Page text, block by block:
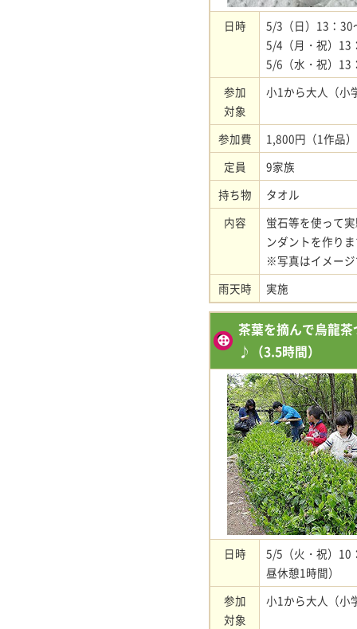
日時
5/3（日）13：30
5/4（月・祝）13
5/6（水・祝）13
参加
対象
小1から大人（小
参加費
1,800円（1作品）
定員
9家族
持ち物
タオル
内容
蛍石等を使って
ンダントを作り
※写真はイメー
雨天時
実施
茶葉を摘んで烏龍
♪（3.5時間）
日時
5/5（火・祝）10
昼休憩1時間）
参加
対象
小1から大人（小